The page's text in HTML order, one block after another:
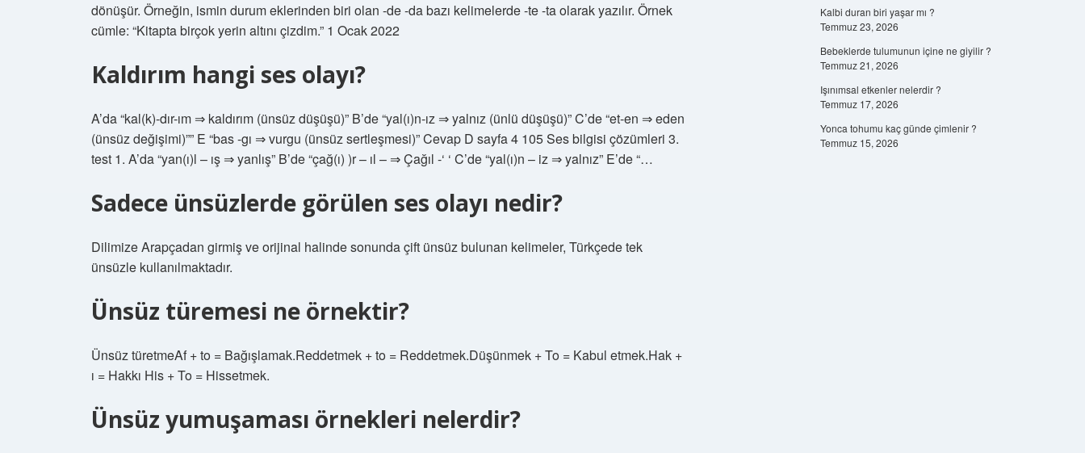
dönüşür. Örneğin, ismin durum eklerinden biri olan -de -da bazı kelimelerde -te -ta olarak yazılır. Örnek
cümle: “Kitapta birçok yerin altını çizdim.” 1 Ocak 2022
Kaldırım hangi ses olayı?
A’da “kal(k)-dır-ım ⇒ kaldırım (ünsüz düşüşü)” B’de “yal(ı)n-ız ⇒ yalnız (ünlü düşüşü)” C’de “et-en ⇒ eden
(ünsüz değişimi)”” E “bas -gı ⇒ vurgu (ünsüz sertleşmesi)” Cevap D sayfa 4 105 Ses bilgisi çözümleri 3.
test 1. A’da “yan(ı)l – ış ⇒ yanlış” B’de “çağ(ı) )r – ıl – ⇒ Çağıl -‘ ‘ C’de “yal(ı)n – iz ⇒ yalnız” E’de “…
Sadece ünsüzlerde görülen ses olayı nedir?
Dilimize Arapçadan girmiş ve orijinal halinde sonunda çift ünsüz bulunan kelimeler, Türkçede tek
ünsüzle kullanılmaktadır.
Ünsüz türemesi ne örnektir?
Ünsüz türetmeAf + to = Bağışlamak.Reddetmek + to = Reddetmek.Düşünmek + To = Kabul etmek.Hak +
ı = Hakkı His + To = Hissetmek.
Ünsüz yumuşaması örnekleri nelerdir?
Kalbi duran biri yaşar mı ?
Temmuz 23, 2026
Bebeklerde tulumunun içine ne giyilir ?
Temmuz 21, 2026
Işınımsal etkenler nelerdir ?
Temmuz 17, 2026
Yonca tohumu kaç günde çimlenir ?
Temmuz 15, 2026